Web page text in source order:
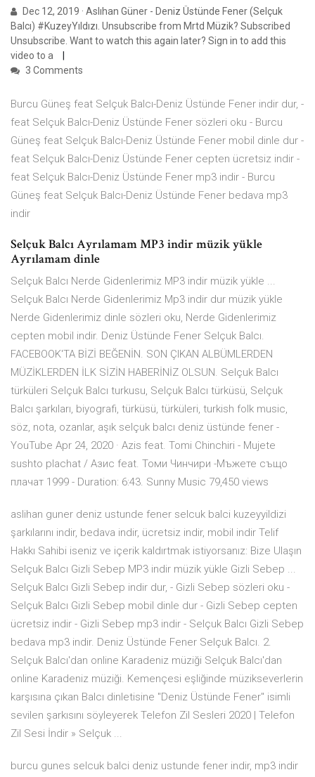
Dec 12, 2019 · Aslıhan Güner - Deniz Üstünde Fener (Selçuk
Balcı) #KuzeyYıldızı. Unsubscribe from Mrtd Müzik? Subscribed
Unsubscribe. Want to watch this again later? Sign in to add this
video to a
3 Comments
Burcu Güneş feat Selçuk Balcı-Deniz Üstünde Fener indir dur, -
feat Selçuk Balcı-Deniz Üstünde Fener sözleri oku - Burcu
Güneş feat Selçuk Balcı-Deniz Üstünde Fener mobil dinle dur -
feat Selçuk Balcı-Deniz Üstünde Fener cepten ücretsiz indir -
feat Selçuk Balcı-Deniz Üstünde Fener mp3 indir - Burcu
Güneş feat Selçuk Balcı-Deniz Üstünde Fener bedava mp3
indir
Selçuk Balcı Ayrılamam MP3 indir müzik yükle
Ayrılamam dinle
Selçuk Balcı Nerde Gidenlerimiz MP3 indir müzik yükle ...
Selçuk Balcı Nerde Gidenlerimiz Mp3 indir dur müzik yükle
Nerde Gidenlerimiz dinle sözleri oku, Nerde Gidenlerimiz
cepten mobil indir. Deniz Üstünde Fener Selçuk Balcı.
FACEBOOK'TA BİZİ BEĞENİN. SON ÇIKAN ALBÜMLERDEN
MÜZİKLERDEN İLK SİZİN HABERİNİZ OLSUN. Selçuk Balcı
türküleri Selçuk Balcı turkusu, Selçuk Balcı türküsü, Selçuk
Balcı şarkıları, biyografi, türküsü, türküleri, turkish folk music,
söz, nota, ozanlar, aşık selçuk balcı deniz üstünde fener -
YouTube Apr 24, 2020 · Azis feat. Tomi Chinchiri - Mujete
sushto plachat / Азис feat. Томи Чинчири -Мъжете също
плачат 1999 - Duration: 6:43. Sunny Music 79,450 views
aslihan guner deniz ustunde fener selcuk balci kuzeyyildizi
şarkılarını indir, bedava indir, ücretsiz indir, mobil indir Telif
Hakkı Sahibi iseniz ve içerik kaldırtmak istiyorsanız: Bize Ulaşın
Selçuk Balcı Gizli Sebep MP3 indir müzik yükle Gizli Sebep ...
Selçuk Balcı Gizli Sebep indir dur, - Gizli Sebep sözleri oku -
Selçuk Balcı Gizli Sebep mobil dinle dur - Gizli Sebep cepten
ücretsiz indir - Gizli Sebep mp3 indir - Selçuk Balcı Gizli Sebep
bedava mp3 indir. Deniz Üstünde Fener Selçuk Balcı. 2.
Selçuk Balcı'dan online Karadeniz müziği Selçuk Balcı'dan
online Karadeniz müziği. Kemençesi eşliğinde müzikseverlerin
karşısına çıkan Balcı dinletisine "Deniz Üstünde Fener" isimli
sevilen şarkısını söyleyerek Telefon Zil Sesleri 2020 | Telefon
Zil Sesi İndir » Selçuk ...
burcu gunes selcuk balci deniz ustunde fener indir, mp3 indir